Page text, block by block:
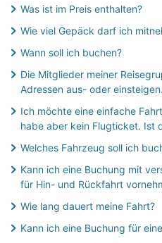
Was ist im Preis enthalten?
Wie viel Gepäck darf ich
Wann soll ich buchen?
Die Mitglieder meiner
Adressen aus- oder
Ich möchte eine einfache
habe aber kein Flugticket. Ist
Welches Fahrzeug soll ich
Kann ich eine Buchung mit
für Hin- und Rückfahrt
Wie lang dauert meine Fahrt?
Kann ich eine Buchung für